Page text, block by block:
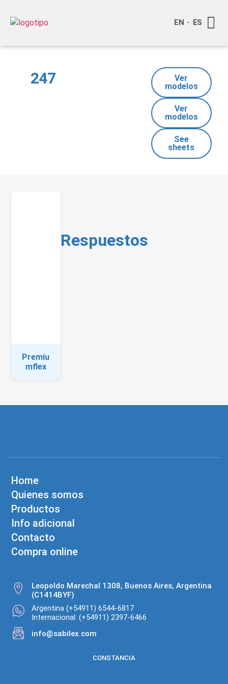
EN ES
247
Ver
modelos
Ver
modelos
See
sheets
Premiu
mflex
Respuestos
Home
Quienes somos
Productos
Info adicional
Contacto
Compra online
Leopoldo Marechal 1308, Buenos Aires, Argentina
(C1414BYF)
Argentina (+54911) 6544-6817
Internacional: (+54911) 2397-6466
info@sabilex.com
CONSTANCIA